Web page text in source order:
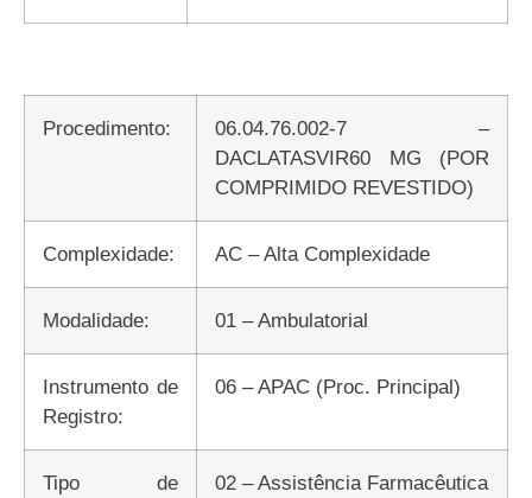
Procedimento:
06.04.76.002-7 –
DACLATASVIR60 MG (POR
COMPRIMIDO REVESTIDO)
Complexidade: AC – Alta Complexidade
Modalidade: 01 – Ambulatorial
Instrumento de
Registro:
06 – APAC (Proc. Principal)
Tipo de
02 – Assistência Farmacêutica